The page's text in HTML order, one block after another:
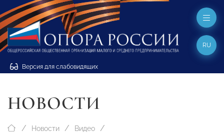
Версия для слабовидящих
RU
НОВОСТИ
Новости Видео